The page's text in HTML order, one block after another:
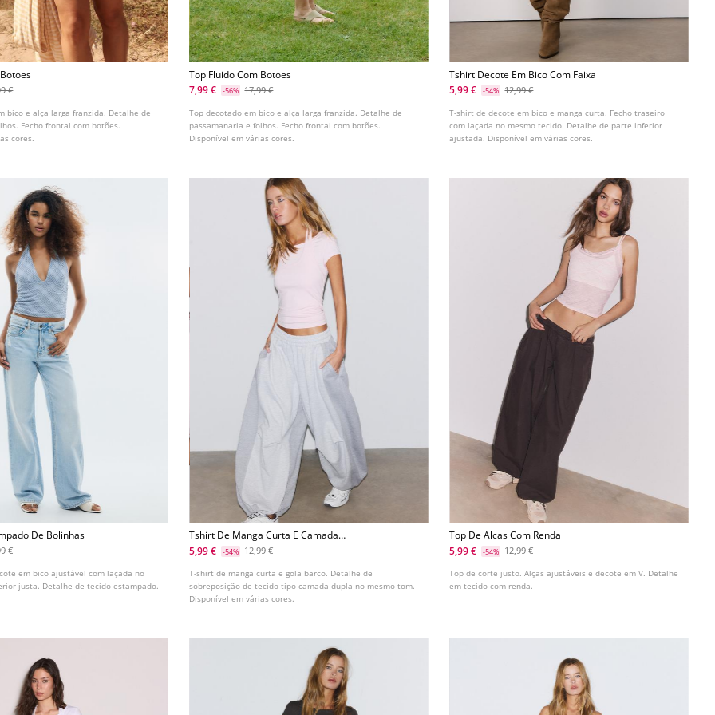
€
bico e alça larga franzida. Detalhe de
Fecho frontal com botões.
cores.
Top Fluido Com Botoes
7,99 €
-56% 17,99 €
Top decotado em bico e alça larga franzida. Detalhe de
passamanaria e folhos. Fecho frontal com botões.
Disponível em várias cores.
Tshirt Decote Em Bico Com Faixa
5,99 €
-54% 12,99 €
T-shirt de decote em bico e manga curta. Fecho traseiro
com laçada no mesmo tecido. Detalhe de parte inferior
ajustada. Disponível em várias cores.
De Bolinhas
€
em bico ajustável com laçada no
justa. Detalhe de tecido estampado.
Tshirt De Manga Curta E Camada
Dupla
5,99 € -54% 12,99 €
T-shirt de manga curta e gola barco. Detalhe de
sobreposição de tecido tipo camada dupla no mesmo tom.
Disponível em várias cores.
Top De Alcas Com Renda
5,99 €
-54% 12,99 €
Top de corte justo. Alças ajustáveis e decote em V. Detalhe
em tecido com renda.